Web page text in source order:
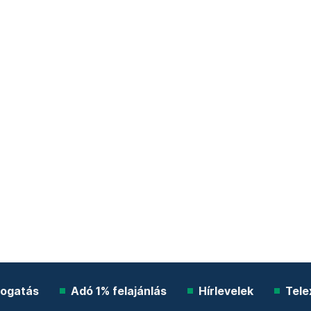
Adó 1% felajánlás Hírlevelek